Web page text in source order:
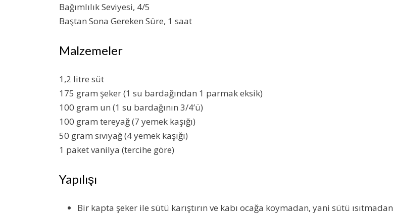
Bağımlılık Seviyesi, 4/5
Baştan Sona Gereken Süre, 1 saat
Malzemeler
1,2 litre süt
175 gram şeker (1 su bardağından 1 parmak eksik)
100 gram un (1 su bardağının 3/4’ü)
100 gram tereyağ (7 yemek kaşığı)
50 gram sıvıyağ (4 yemek kaşığı)
1 paket vanilya (tercihe göre)
Yapılışı
Bir kapta şeker ile sütü karıştırın ve kabı ocağa koymadan, yani sütü ısıtmadan